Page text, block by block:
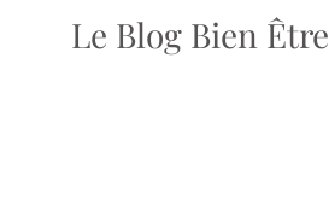
Le Blog Bien Être